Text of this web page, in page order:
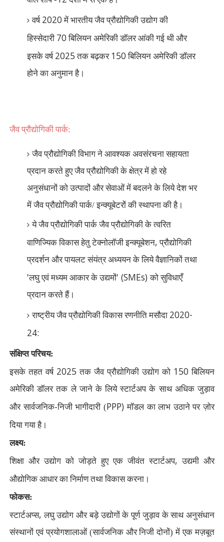
वर्ष 2020 में भारतीय जैव प्रौद्योगिकी उद्योग की
हिस्सेदारी 70 बिलियन अमेरिकी डॉलर आंकी गई थी और
इसके वर्ष 2025 तक बढ़कर 150 बिलियन अमेरिकी डॉलर
होने का अनुमान है।
जैव प्रौद्योगिकी पार्क:
जैव प्रौद्योगिकी विभाग ने आवश्यक अवसंरचना सहायता
प्रदान करते हुए जैव प्रौद्योगिकी के क्षेत्र में हो रहे
अनुसंधानों को उत्पादों और सेवाओं में बदलने के लिये देश भर
में जैव प्रौद्योगिकी पार्क/ इन्क्यूबेटरों की स्थापना की है।
ये जैव प्रौद्योगिकी पार्क जैव प्रौद्योगिकी के त्वरित
वाणिज्यिक विकास हेतु टेक्नोलॉजी इन्क्यूबेशन,प्रौद्योगिकी
प्रदर्शन और पायलट संयंत्र अध्ययन के लिये वैज्ञानिकों तथा
'लघु एवं मध्यम आकार के उद्यमों' (SMEs)को सुविधाएँ
प्रदान करते हैं।
राष्ट्रीय जैव प्रौद्योगिकी विकास रणनीति मसौदा 2020-
24:
संक्षिप्त परिचय:
इसके तहत वर्ष 2025 तक जैव प्रौद्योगिकी उद्योग को 150 बिलियन
अमेरिकी डॉलर तक ले जाने के लिये स्टार्टअप के साथ अधिक जुड़ाव
और सार्वजनिक-निजी भागीदारी (PPP)मॉडल का लाभ उठाने पर ज़ोर
दिया गया है।
लक्ष्य:
शिक्षा और उद्योग को जोड़ते हुए एक जीवंत स्टार्टअप,उद्यमी और
औद्योगिक आधार का निर्माण तथा विकास करना।
फोकस:
स्टार्टअप्स,लघु उद्योग और बड़े उद्योगों के पूर्ण जुड़ाव के साथ अनुसंधान
संस्थानों एवं प्रयोगशालाओं (सार्वजनिक और निजी दोनों) में एक मज़बूत